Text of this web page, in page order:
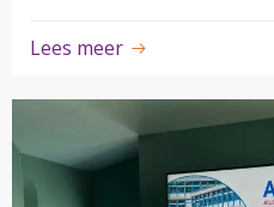
Lees meer